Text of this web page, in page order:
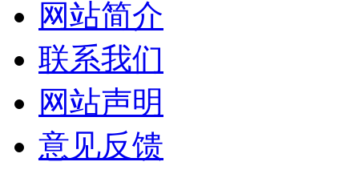
网站简介
联系我们
网站声明
意见反馈